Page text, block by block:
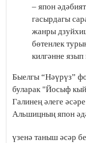
– япон
гасырдагы
жанры
бөтенлек
килгәнне
Быелгы “Нәүрүз”
буларак "Йосыф
Галинең әлеге
Альшицның япон
үзенә таныш әсәр